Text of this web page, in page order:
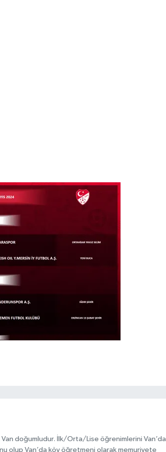
Van doğumludur. İlk/Orta/Lise öğrenimlerini Van’da
olup Van’da köy öğretmeni olarak memuriyete